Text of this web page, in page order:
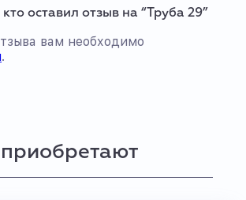
оставил отзыв на “Труба 29”
вам необходимо
.